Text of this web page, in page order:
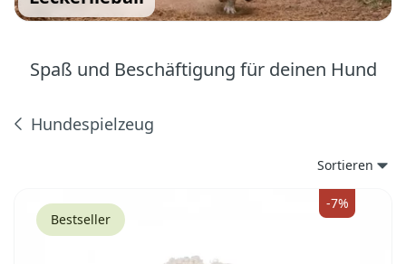
Spaß und Beschäftigung für deinen Hund
Hundespielzeug
Sortieren
Bestseller
-7%